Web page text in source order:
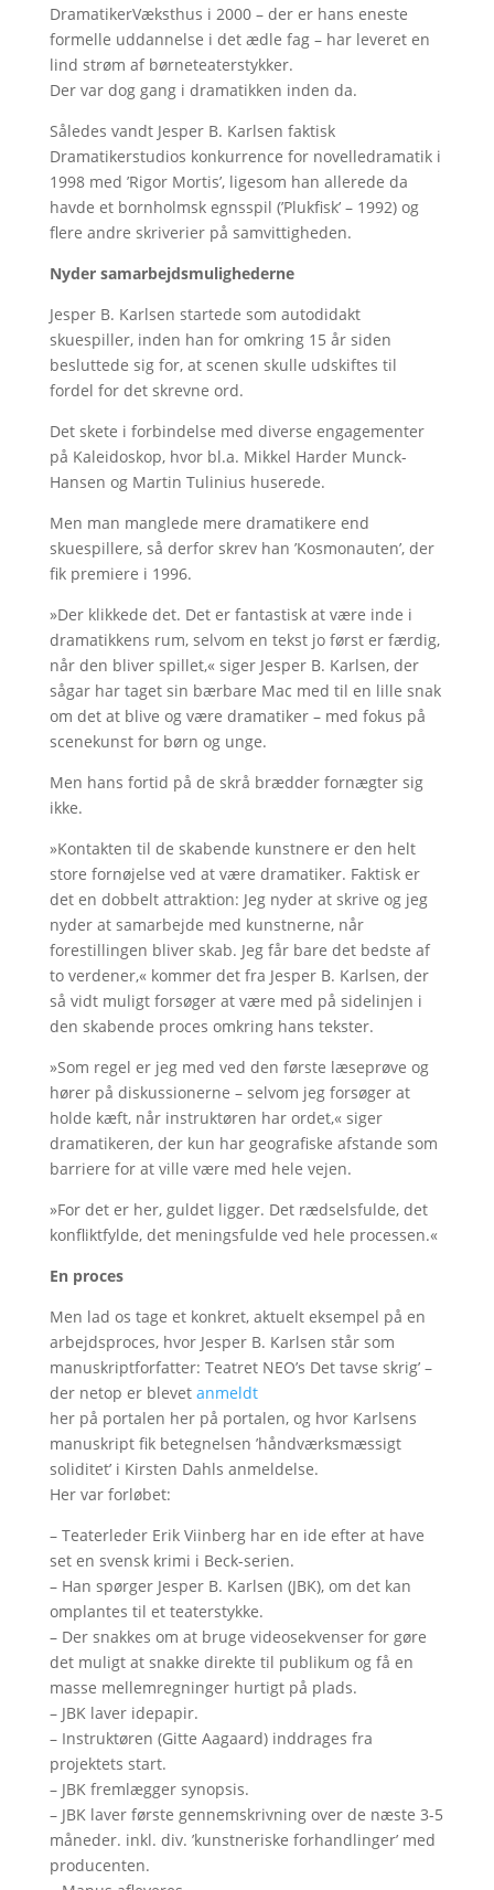
DramatikerVæksthus i 2000 – der er hans eneste
formelle uddannelse i det ædle fag – har leveret en
lind strøm af børneteaterstykker.
Der var dog gang i dramatikken inden da.
Således vandt Jesper B. Karlsen faktisk
Dramatikerstudios konkurrence for novelledramatik i
1998 med ’Rigor Mortis’, ligesom han allerede da
havde et bornholmsk egnsspil (’Plukfisk’ – 1992) og
flere andre skriverier på samvittigheden.
Nyder samarbejdsmulighederne
Jesper B. Karlsen startede som autodidakt
skuespiller, inden han for omkring 15 år siden
besluttede sig for, at scenen skulle udskiftes til
fordel for det skrevne ord.
Det skete i forbindelse med diverse engagementer
på Kaleidoskop, hvor bl.a. Mikkel Harder Munck-
Hansen og Martin Tulinius huserede.
Men man manglede mere dramatikere end
skuespillere, så derfor skrev han ’Kosmonauten’, der
fik premiere i 1996.
»Der klikkede det. Det er fantastisk at være inde i
dramatikkens rum, selvom en tekst jo først er færdig,
når den bliver spillet,« siger Jesper B. Karlsen, der
sågar har taget sin bærbare Mac med til en lille snak
om det at blive og være dramatiker – med fokus på
scenekunst for børn og unge.
Men hans fortid på de skrå brædder fornægter sig
ikke.
»Kontakten til de skabende kunstnere er den helt
store fornøjelse ved at være dramatiker. Faktisk er
det en dobbelt attraktion: Jeg nyder at skrive og jeg
nyder at samarbejde med kunstnerne, når
forestillingen bliver skab. Jeg får bare det bedste af
to verdener,« kommer det fra Jesper B. Karlsen, der
så vidt muligt forsøger at være med på sidelinjen i
den skabende proces omkring hans tekster.
»Som regel er jeg med ved den første læseprøve og
hører på diskussionerne – selvom jeg forsøger at
holde kæft, når instruktøren har ordet,« siger
dramatikeren, der kun har geografiske afstande som
barriere for at ville være med hele vejen.
»For det er her, guldet ligger. Det rædselsfulde, det
konfliktfylde, det meningsfulde ved hele processen.«
En proces
Men lad os tage et konkret, aktuelt eksempel på en
arbejdsproces, hvor Jesper B. Karlsen står som
manuskriptforfatter: Teatret NEO’s Det tavse skrig’ –
der netop er blevet anmeldt
her på portalen her på portalen, og hvor Karlsens
manuskript fik betegnelsen ’håndværksmæssigt
soliditet’ i Kirsten Dahls anmeldelse.
Her var forløbet:
– Teaterleder Erik Viinberg har en ide efter at have
set en svensk krimi i Beck-serien.
– Han spørger Jesper B. Karlsen (JBK), om det kan
omplantes til et teaterstykke.
– Der snakkes om at bruge videosekvenser for gøre
det muligt at snakke direkte til publikum og få en
masse mellemregninger hurtigt på plads.
– JBK laver idepapir.
– Instruktøren (Gitte Aagaard) inddrages fra
projektets start.
– JBK fremlægger synopsis.
– JBK laver første gennemskrivning over de næste 3-5
måneder. inkl. div. ’kunstneriske forhandlinger’ med
producenten.